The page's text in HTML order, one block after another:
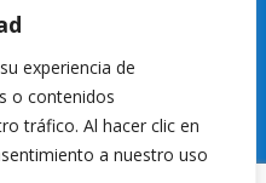
experiencia de
o contenidos
tráfico. Al hacer clic en
a nuestro uso